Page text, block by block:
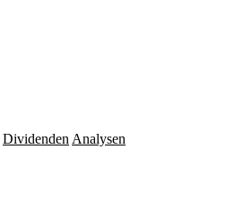
Dividenden Analysen